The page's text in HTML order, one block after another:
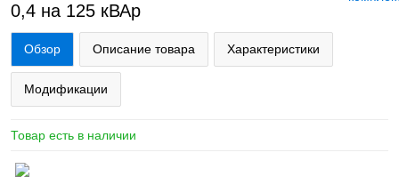
0,4 на 125 кВАр
Обзор Описание товара Характеристики
Модификации
Товар есть в наличии